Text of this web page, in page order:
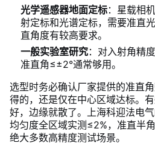
光学遥感器地面定标：星载相
射定标和光谱定标，需要准直
直角度有较高要求。
一般实验室研究：对入射角精
准直角≤±2°通常够用。
选型时务必确认厂家提供的准直
得的，还是仅在中心区域达标。
好，边缘就散了。上海科迎法电
均匀度全区域实测≤2%，准直半
绝大多数高精度测试场景。